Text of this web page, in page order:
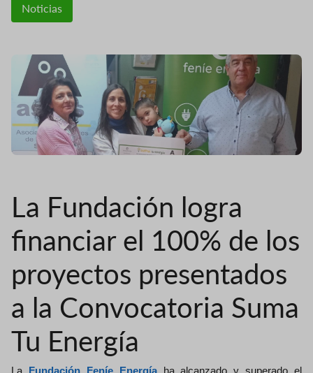
Noticias
La Fundación logra
financiar el 100% de los
proyectos presentados
a la Convocatoria Suma
Tu Energía